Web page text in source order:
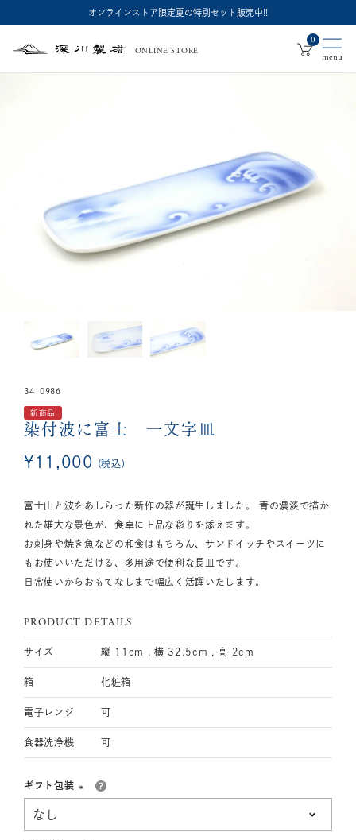
オンラインストア限定夏の特別セット販売中!!
深
製
ONLINE STORE
0
3410986
新商品
染付波に富士 一文字皿
¥ 11,000 税込
富士山と波をあしらった新作の器が誕生しました。 青の濃淡で描か
れた雄大な景色が、食卓に上品な彩りを添えます。
お刺身や焼き魚などの和食はもちろん、サンドイッチやスイーツに
もお使いいただける、多用途で便利な長皿です。
日常使いからおもてなしまで幅広く活躍いたします。
PRODUCT DETAILS
サイズ 縦 11cm , 横 32.5cm , 高 2cm
箱 化粧箱
電子レンジ 可
食器洗浄機 可
ギフト包装